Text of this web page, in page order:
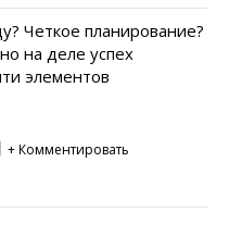
Четкое планирование?
на деле успех
элементов
+ Комментировать